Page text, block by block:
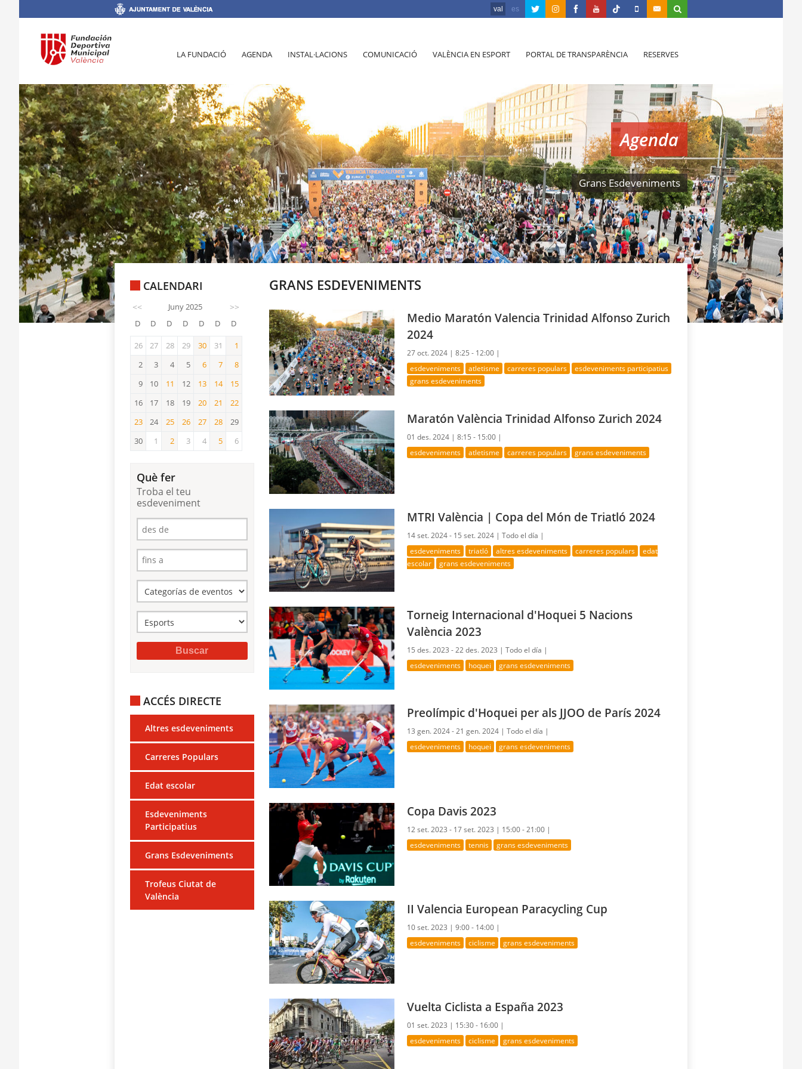
val es
LA FUNDACIÓ AGENDA INSTAL·LACIONS COMUNICACIÓ VALÈNCIA EN ESPORT PORTAL DE TRANSPARÈNCIA RESERVES
Agenda
Grans Esdeveniments
CALENDARI
<< Juny 2025 >>
D D D D D D D
26 27 28 29 30 31 1
2 3 4 5 6
6
7
7
8
8
9 10 11
11
12 13
13
14
14
15
15
16 17 18 19 20
20
21
21
22
22
23
23
24 25 26 27 28
29
30
1 2 3 4 5 6
Què fer
Troba el teu
esdeveniment
ACCÉS DIRECTE
Altres esdeveniments
Carreres Populars
Edat escolar
Esdeveniments
Participatius
Grans Esdeveniments
Trofeus Ciutat de
València
GRANS ESDEVENIMENTS
Medio Maratón Valencia Trinidad Alfonso Zurich
2024
27 oct. 2024 |8:25 - 12:00 |
esdeveniments atletisme carreres populars
esdeveniments participatius
grans esdeveniments
Maratón València Trinidad Alfonso Zurich 2024
01 des. 2024 |8:15 - 15:00 |
esdeveniments atletisme carreres populars grans esdeveniments
MTRI València | Copa del Món de Triatló 2024
14 set. 2024 - 15 set. 2024 |Todo el día |
esdeveniments triatló altres esdeveniments carreres populars
edat
escolar
grans esdeveniments
Torneig Internacional d'Hoquei 5 Nacions
València 2023
15 des. 2023 - 22 des. 2023 |Todo el día |
esdeveniments hoquei grans esdeveniments
Preolímpic d'Hoquei per als JJOO de París 2024
13 gen. 2024 - 21 gen. 2024 |Todo el día |
esdeveniments hoquei grans esdeveniments
Copa Davis 2023
12 set. 2023 - 17 set. 2023 | 15:00 - 21:00 |
esdeveniments tennis grans esdeveniments
II Valencia European Paracycling Cup
10 set. 2023 |9:00 - 14:00 |
esdeveniments ciclisme grans esdeveniments
Vuelta Ciclista a España 2023
01 set. 2023 | 15:30 - 16:00 |
esdeveniments ciclisme grans esdeveniments